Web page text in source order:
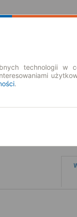
technologii w
.